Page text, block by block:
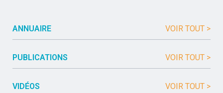
ANNUAIRE VOIR TOUT >
PUBLICATIONS VOIR TOUT >
VIDÉOS VOIR TOUT >